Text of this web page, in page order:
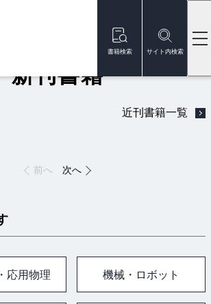
書籍検索 サイト内検索
新刊書籍
近刊書籍一覧
前へ 次へ
応用物理 機械・ロボット